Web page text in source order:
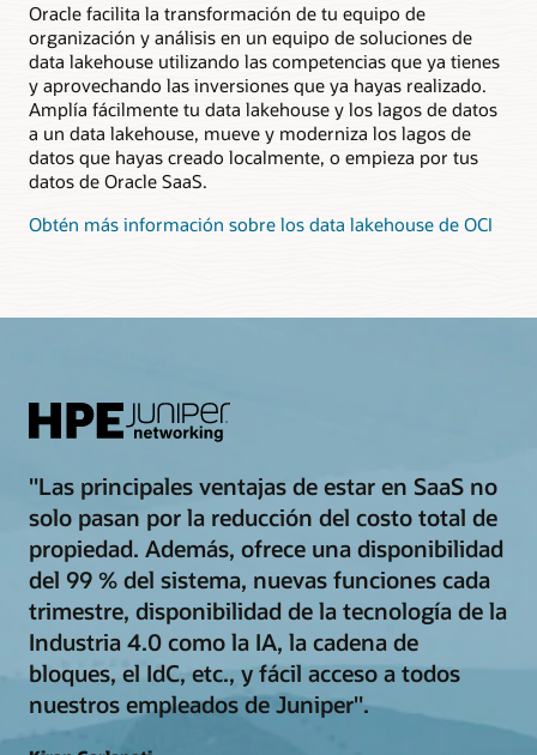
Oracle facilita la transformación de tu equipo de
organización y análisis en un equipo de soluciones de
data lakehouse utilizando las competencias que ya tienes
y aprovechando las inversiones que ya hayas realizado.
Amplía fácilmente tu data lakehouse y los lagos de datos
a un data lakehouse, mueve y moderniza los lagos de
datos que hayas creado localmente, o empieza por tus
datos de Oracle SaaS.
Obtén más información sobre los data lakehouse de OCI
"Las principales ventajas de estar en SaaS no
solo pasan por la reducción del costo total de
propiedad. Además, ofrece una disponibilidad
del 99 % del sistema, nuevas funciones cada
trimestre, disponibilidad de la tecnología de la
Industria 4.0 como la IA, la cadena de
bloques, el IdC, etc., y fácil acceso a todos
nuestros empleados de Juniper".